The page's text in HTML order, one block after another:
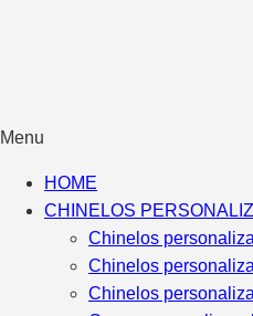
Menu
HOME
CHINELOS
Chinelos
Chinelos
Chinelos